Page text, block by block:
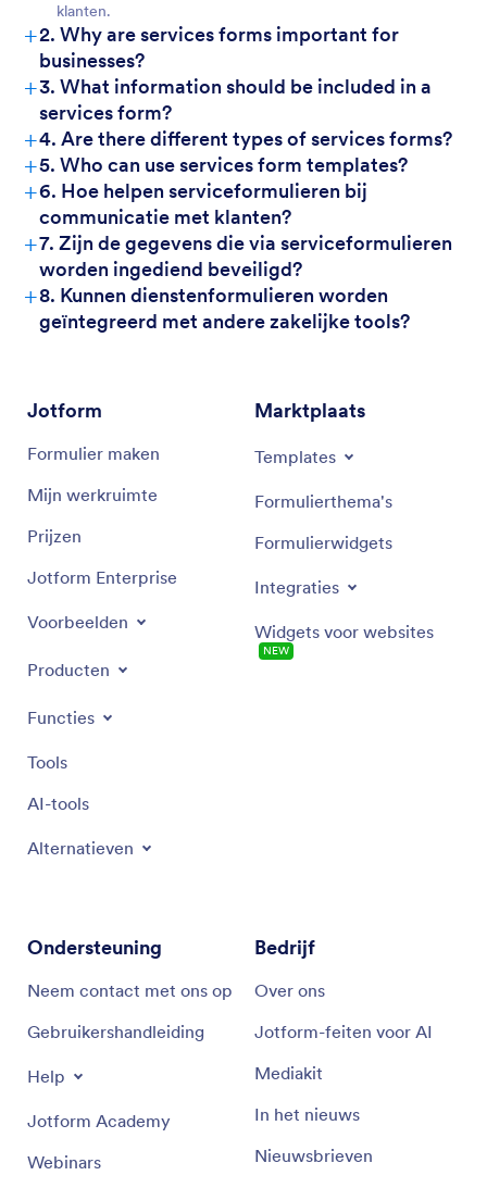
klanten.
+2. Why are services forms important for
businesses?
+3. What information should be included in a
services form?
+4. Are there different types of services forms?
+5. Who can use services form templates?
+6. Hoe helpen serviceformulieren bij
communicatie met klanten?
+7. Zijn de gegevens die via serviceformulieren
worden ingediend beveiligd?
+8. Kunnen dienstenformulieren worden
geïntegreerd met andere zakelijke tools?
Jotform
Formulier maken
Mijn werkruimte
Prijzen
Jotform Enterprise
Voorbeelden
Producten
Functies
Tools
AI-tools
Alternatieven
Marktplaats
Templates
Formulierthema's
Formulierwidgets
Integraties
Widgets voor websites
NEW
Ondersteuning
Neem contact met ons op
Gebruikershandleiding
Help
Jotform Academy
Webinars
Bedrijf
Over ons
Jotform-feiten voor AI
Mediakit
In het nieuws
Nieuwsbrieven